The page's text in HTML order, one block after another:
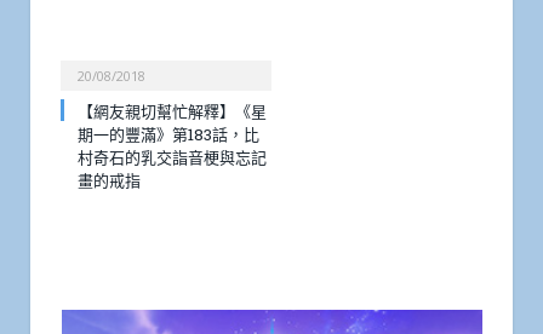
20/08/2018
【網友親切幫忙解釋】《星
期一的豐滿》第183話，比
村奇石的乳交詣音梗與忘記
畫的戒指